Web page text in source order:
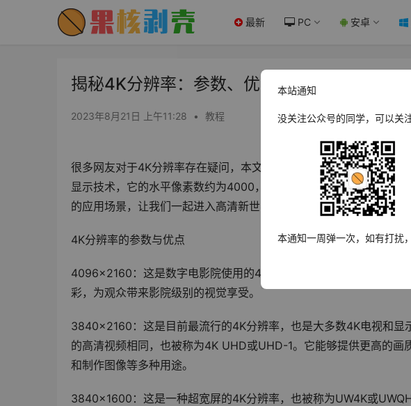
最新 PC 安卓
揭秘4K分辨率：参数、优点和选择，带你进
2023年8月21日 上午11:28 • 教程
很多网友对于4K分辨率存在疑问，本文将为你揭秘4K分辨率的参数
显示技术，它的水平像素数约为4000，能够提供更细腻、更清晰、
的应用场景，让我们一起进入高清新世界吧！
4K分辨率的参数与优点
4096×2160：这是数字电影院使用的4K分辨率，宽高比为19:10，
彩，为观众带来影院级别的视觉享受。
3840×2160：这是目前最流行的4K分辨率，也是大多数4K电视和显
的高清视频相同，也被称为4K UHD或UHD-1。它能够提供更高的
和制作图像等多种用途。
3840×1600：这是一种超宽屏的4K分辨率，也被称为UW4K或
本站通知
没关注公众号的同学，可以关
本通知一周弹一次，如有打扰